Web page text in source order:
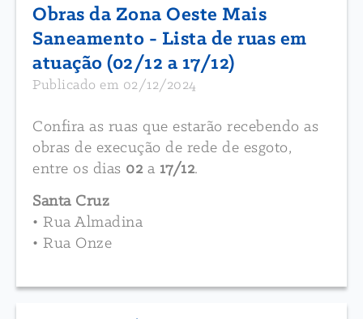
Obras da Zona Oeste Mais
Saneamento - Lista de ruas em
atuação (02/12 a 17/12)
Publicado em 02/12/2024
Confira as ruas que estarão recebendo as
obras de execução de rede de esgoto,
entre os dias 02 a 17/12.
Santa Cruz
• Rua Almadina
• Rua Onze